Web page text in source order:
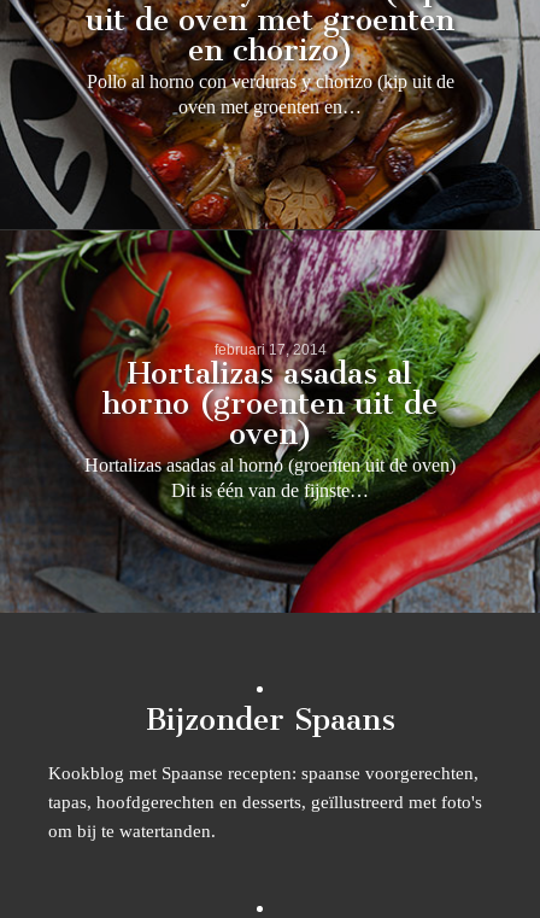
uit de oven met groenten
en chorizo)
Pollo al horno con verduras y chorizo (kip uit de
oven met groenten en…
februari 17, 2014
Hortalizas asadas al
horno (groenten uit de
oven)
Hortalizas asadas al horno (groenten uit de oven)
Dit is één van de fijnste…
Bijzonder Spaans
Kookblog met Spaanse recepten: spaanse voorgerechten,
tapas, hoofdgerechten en desserts, geïllustreerd met foto's
om bij te watertanden.